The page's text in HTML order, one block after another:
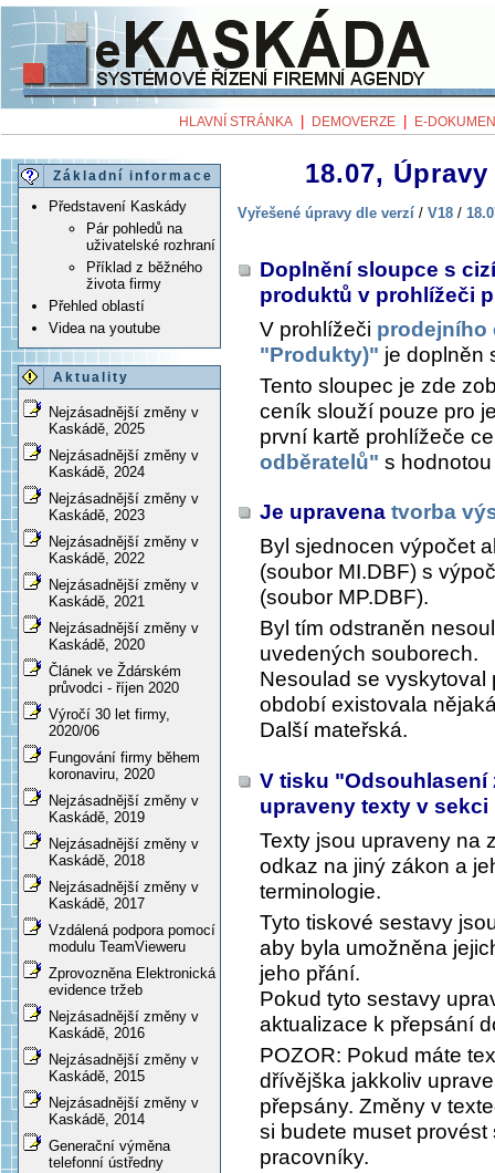
HLAVNÍ STRÁNKA DEMOVERZE E-
Základní informace
Představení Kaskády
Pár pohledů na
uživatelské rozhraní
Příklad z běžného
života firmy
Přehled oblastí
Videa na youtube
Aktuality
Nejzásadnější změny v
Kaskádě, 2025
Nejzásadnější změny v
Kaskádě, 2024
Nejzásadnější změny v
Kaskádě, 2023
Nejzásadnější změny v
Kaskádě, 2022
Nejzásadnější změny v
Kaskádě, 2021
Nejzásadnější změny v
Kaskádě, 2020
Článek ve Ždárském
průvodci - říjen 2020
Výročí 30 let firmy,
2020/06
Fungování firmy během
koronaviru, 2020
Nejzásadnější změny v
Kaskádě, 2019
Nejzásadnější změny v
Kaskádě, 2018
Nejzásadnější změny v
Kaskádě, 2017
Vzdálená podpora pomocí
modulu TeamVieweru
Zprovozněna Elektronická
evidence tržeb
Nejzásadnější změny v
Kaskádě, 2016
Nejzásadnější změny v
Kaskádě, 2015
Nejzásadnější změny v
Kaskádě, 2014
Generační výměna
telefonní ústředny
18.07,
Vyřešené úpravy dle verzí / V18 /
Doplnění sloupce s
produktů v prohlížeči
V prohlížeči prodejního
"Produkty)" je doplněn
Tento sloupec je zde
ceník slouží pouze pro
první kartě prohlížeče
odběratelů" s
Je upravena tvorba
Byl sjednocen výpočet
(soubor MI.DBF) s
(soubor MP.DBF).
Byl tím odstraněn
uvedených souborech.
Nesoulad se
období existovala
Další mateřská.
V tisku "Odsouhlasení
upraveny texty v
Texty jsou upraveny na
odkaz na jiný zákon a
terminologie.
Tyto tiskové sestavy
aby byla umožněna
jeho přání.
Pokud tyto sestavy
aktualizace k přepsání
POZOR: Pokud máte
dřívějška jakkoliv
přepsány. Změny v
si budete muset
pracovníky.